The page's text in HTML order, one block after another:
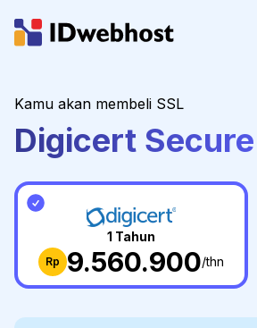
Kamu akan membeli SSL
Digicert
1 Tahun
Rp 9.560.900/thn